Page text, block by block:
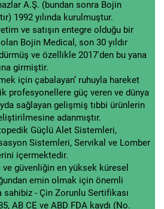
A.Ş. (bundan sonra Bojin
1992 yılında kurulmuştur.
ve satışın entegre olduğu bir
Bojin Medical, son 30 yıldır
ve özellikle 2017'den bu yana
girmiştir.
için çabalayan’ ruhuyla hareket
profesyonellere güç veren ve dünya
sağlayan gelişmiş tıbbi ürünlerin
adanmıştır.
Güçlü Alet Sistemleri,
Sistemleri, Servikal ve Lomber
içermektedir.
güvenliğin en yüksek küresel
emin olmak için önemli
- Çin Zorunlu Sertifikası
AB CE ve ABD FDA kaydı (No.